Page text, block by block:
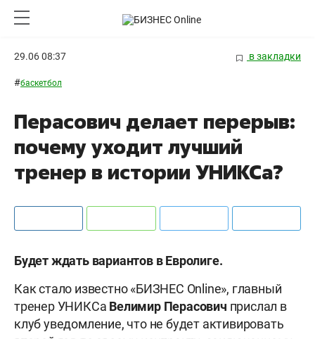
29.06 08:37 в закладки
#баскетбол
Перасович делает перерыв:
почему уходит лучший
тренер в истории УНИКСа?
Будет ждать вариантов в Евролиге.
Как стало известно «БИЗНЕС Online», главный
тренер УНИКСа Велимир Перасович прислал в
клуб уведомление, что не будет активировать